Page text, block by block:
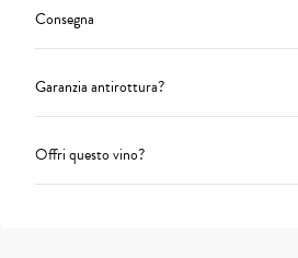
Consegna
Garanzia antirottura?
Offri questo vino?